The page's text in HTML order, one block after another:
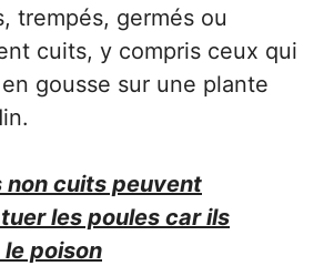
trempés, germés ou
cuits, y compris ceux qui
gousse sur une plante
non cuits peuvent
les poules car ils
poison